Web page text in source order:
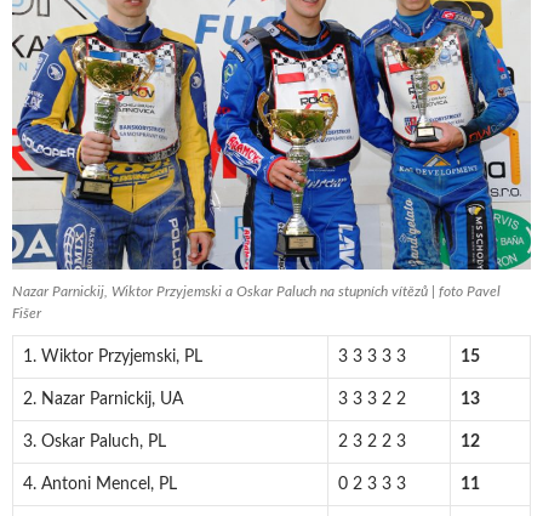
Nazar Parnickij, Wiktor Przyjemski a Oskar Paluch na stupních vítězů | foto Pavel
Fišer
1. Wiktor Przyjemski, PL 3 3 3 3 3 15
2. Nazar Parnickij, UA 3 3 3 2 2 13
3. Oskar Paluch, PL 2 3 2 2 3 12
4. Antoni Mencel, PL 0 2 3 3 3 11